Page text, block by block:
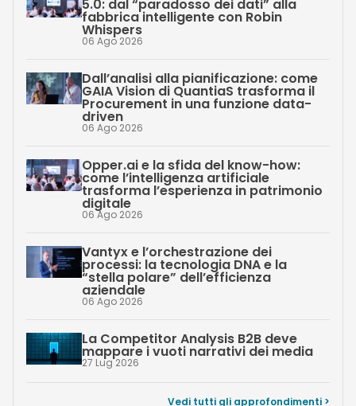
5.0: dal “paradosso dei dati” alla
fabbrica intelligente con Robin
Whispers
06 Ago 2026
Dall’analisi alla pianificazione: come
GAIA Vision di QuantiaS trasforma il
Procurement in una funzione data-
driven
06 Ago 2026
Opper.ai e la sfida del know-how:
come l’intelligenza artificiale
trasforma l’esperienza in patrimonio
digitale
06 Ago 2026
Vantyx e l’orchestrazione dei
processi: la tecnologia DNA e la
“stella polare” dell’efficienza
aziendale
06 Ago 2026
La Competitor Analysis B2B deve
mappare i vuoti narrativi dei media
27 Lug 2026
Vedi tutti gli approfondimenti >